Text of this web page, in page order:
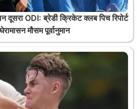
दूसरा ODI: ब्रेडी क्रिकेट क्लब पिच रिपोर्ट
मौसम पूर्वानुमान